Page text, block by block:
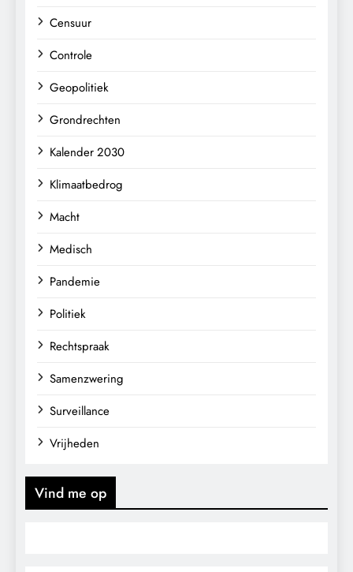
Censuur
Controle
Geopolitiek
Grondrechten
Kalender 2030
Klimaatbedrog
Macht
Medisch
Pandemie
Politiek
Rechtspraak
Samenzwering
Surveillance
Vrijheden
Vind me op